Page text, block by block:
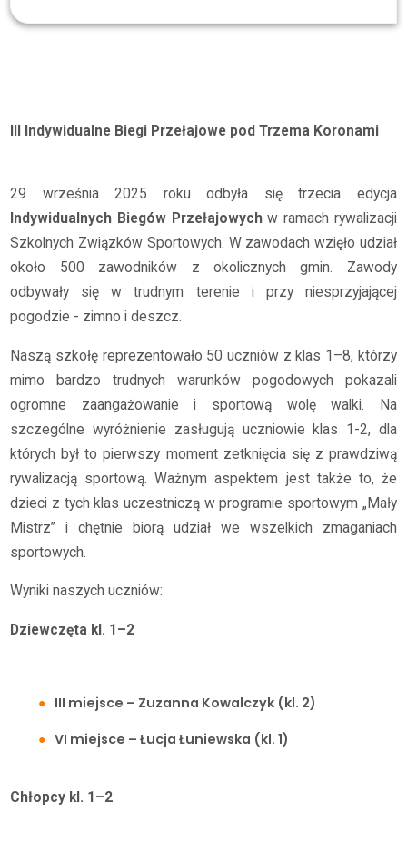
III Indywidualne Biegi Przełajowe pod Trzema Koronami
29 września 2025 roku odbyła się trzecia edycja
Indywidualnych Biegów Przełajowychw ramach rywalizacji
Szkolnych Związków Sportowych. W zawodach wzięło udział
około 500 zawodników z okolicznych gmin. Zawody
odbywały się w trudnym terenie i przy niesprzyjającej
pogodzie - zimno i deszcz.
Naszą szkołę reprezentowało 50 uczniów z klas 1–8, którzy
mimo bardzo trudnych warunków pogodowych pokazali
ogromne zaangażowanie i sportową wolę walki. Na
szczególne wyróżnienie zasługują uczniowie klas 1-2, dla
których był to pierwszy moment zetknięcia się z prawdziwą
rywalizacją sportową. Ważnym aspektem jest także to, że
dzieci z tych klas uczestniczą w programie sportowym „Mały
Mistrz” i chętnie biorą udział we wszelkich zmaganiach
sportowych.
Wyniki naszych uczniów:
Dziewczęta kl. 1–2
III miejsce – Zuzanna Kowalczyk (kl. 2)
VI miejsce – Łucja Łuniewska (kl. 1)
Chłopcy kl. 1–2